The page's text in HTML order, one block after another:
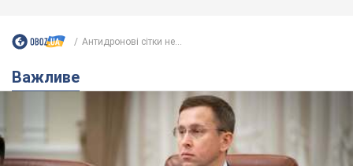
Антидронові сітки не...
Важливе